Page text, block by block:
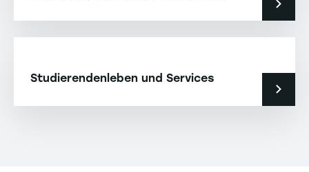
Studierendenleben und Services